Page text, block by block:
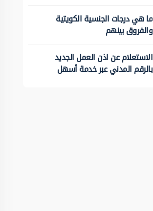
ما هي درجات الجنسية الكويتية
والفروق بينهم
الاستعلام عن اذن العمل الجديد
بالرقم المدني عبر خدمة أسهل